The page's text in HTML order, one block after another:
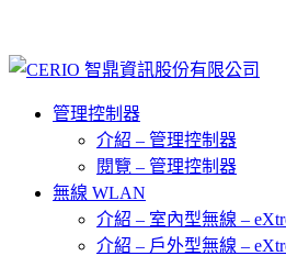
管理控制器
介紹 – 管理控制器
閱覽 – 管理控制器
無線 WLAN
介紹 – 室內型無線 –
介紹 – 戶外型無線 –